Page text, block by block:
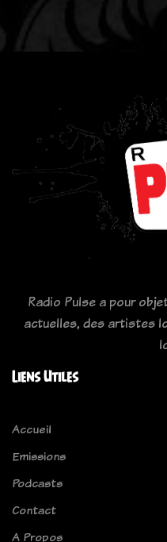
Radio Pulse a pour
actuelles, des artistes
Liens Utiles
Accueil
Emissions
Podcasts
Contact
A Propos